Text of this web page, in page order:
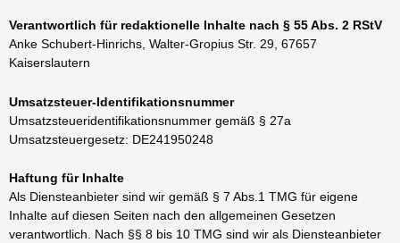
Verantwortlich für redaktionelle Inhalte nach § 55 Abs. 2 RStV
Anke Schubert-Hinrichs, Walter-Gropius Str. 29, 67657
Kaiserslautern
Umsatzsteuer-Identifikationsnummer
Umsatzsteueridentifikationsnummer gemäß § 27a
Umsatzsteuergesetz: DE241950248
Haftung für Inhalte
Als Diensteanbieter sind wir gemäß § 7 Abs.1 TMG für eigene
Inhalte auf diesen Seiten nach den allgemeinen Gesetzen
verantwortlich. Nach §§ 8 bis 10 TMG sind wir als Diensteanbieter